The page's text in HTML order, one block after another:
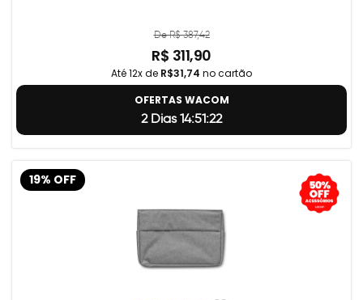
De R$ 387,42
R$ 311,90
Até 12x de R$31,74 no cartão
OFERTAS WACOM
2 Dias 14:51:22
19% OFF